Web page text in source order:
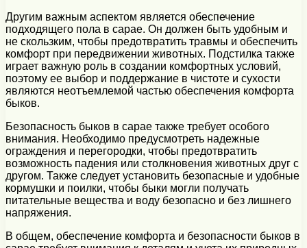
Другим важным аспектом является обеспечение
подходящего пола в сарае. Он должен быть удобным и
не скользким, чтобы предотвратить травмы и обеспечить
комфорт при передвижении животных. Подстилка также
играет важную роль в создании комфортных условий,
поэтому ее выбор и поддержание в чистоте и сухости
являются неотъемлемой частью обеспечения комфорта
быков.
Безопасность быков в сарае также требует особого
внимания. Необходимо предусмотреть надежные
ограждения и перегородки, чтобы предотвратить
возможность падения или столкновения животных друг с
другом. Также следует установить безопасные и удобные
кормушки и поилки, чтобы быки могли получать
питательные вещества и воду безопасно и без лишнего
напряжения.
В общем, обеспечение комфорта и безопасности быков в